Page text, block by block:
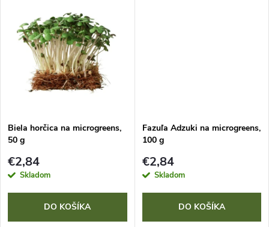
k
v
kremík, draslík, horčík a vápnik.
Balenie...
Biela horčica na microgreens,
50 g
€2,84
Skladom
DO KOŠÍKA
Fazuľa Adzuki na microgreens,
100 g
€2,84
Skladom
DO KOŠÍKA